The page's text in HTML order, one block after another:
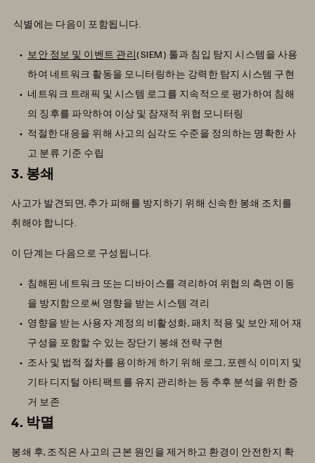
식별에는 다음이 포함됩니다.
보안 정보 및 이벤트 관리(SIEM) 툴과 침입 탐지 시스템을 사용
하여 네트워크 활동을 모니터링하는 강력한 탐지 시스템 구현
네트워크 트래픽 및 시스템 로그를 지속적으로 평가하여 침해
의 징후를 파악하여 이상 및 잠재적 위협 모니터링
적절한 대응을 위해 사고의 심각도 수준을 정의하는 명확한 사
고 분류 기준 수립
3. 봉쇄
사고가 발견되면, 추가 피해를 방지하기 위해 신속한 봉쇄 조치를
취해야 합니다.
이 단계는 다음으로 구성됩니다.
침해된 네트워크 또는 디바이스를 격리하여 위협의 측면 이동
을 방지함으로써 영향을 받는 시스템 격리
영향을 받는 사용자 계정의 비활성화, 패치 적용 및 보안 제어 재
구성을 포함할 수 있는 장단기 봉쇄 전략 구현
조사 및 법적 절차를 용이하게 하기 위해 로그, 포렌식 이미지 및
기타 디지털 아티팩트를 유지 관리하는 등 추후 분석을 위한 증
거 보존
4. 박멸
봉쇄 후, 조직은 사고의 근본 원인을 제거하고 환경이 안전한지 확